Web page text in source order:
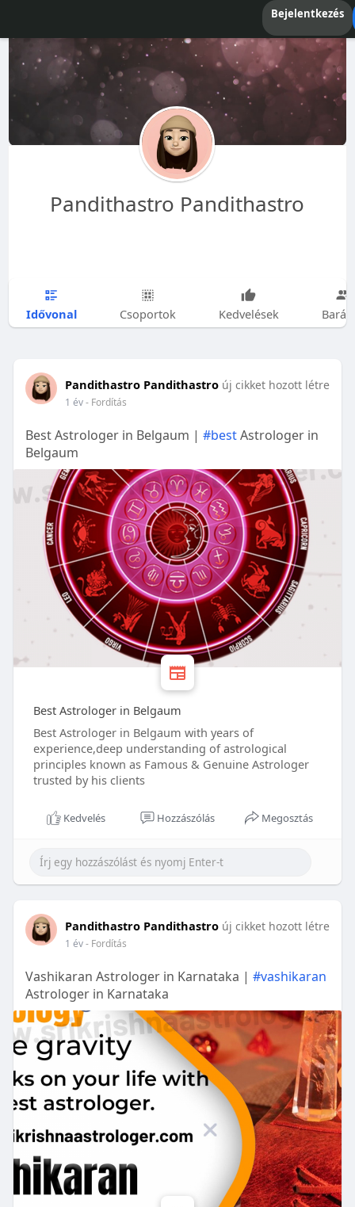
Bejelentkezés
Pandithastro Pandithastro
Idővonal Csoportok Kedvelések
Pandithastro Pandithastro új cikket hozott létre
1 év- Fordítás
Best Astrologer in Belgaum | #bestAstrologer in
Belgaum
Best Astrologer in Belgaum
Best Astrologer in Belgaum with years of
experience,deep understanding of astrological
principles known as Famous & Genuine Astrologer
trusted by his clients
Kedvelés Hozzászólás Megosztás
Pandithastro Pandithastro új cikket hozott létre
1 év- Fordítás
Vashikaran Astrologer in Karnataka | #vashikaran
Astrologer in Karnataka